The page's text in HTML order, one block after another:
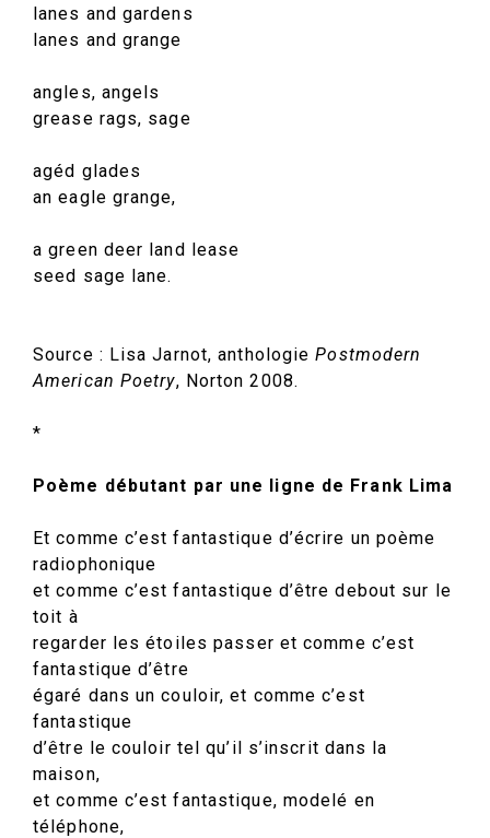
lanes and gardens
lanes and grange
angles, angels
grease rags, sage
agéd glades
an eagle grange,
a green deer land lease
seed sage lane.
Source : Lisa Jarnot, anthologiePostmodern
American Poetry, Norton 2008.
*
Poème débutant par une ligne de Frank Lima
Et comme c’est fantastique d’écrire un poème
radiophonique
et comme c’est fantastique d’être debout sur le
toit à
regarder les étoiles passer et comme c’est
fantastique d’être
égaré dans un couloir, et comme c’est
fantastique
d’être le couloir tel qu’il s’inscrit dans la
maison,
et comme c’est fantastique, modelé en
téléphone,